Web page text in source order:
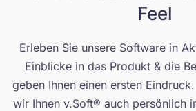
Feel
Erleben Sie unsere Software in
Einblicke in das Produkt & die
geben Ihnen einen ersten
wir Ihnen v.Soft® auch persönlich